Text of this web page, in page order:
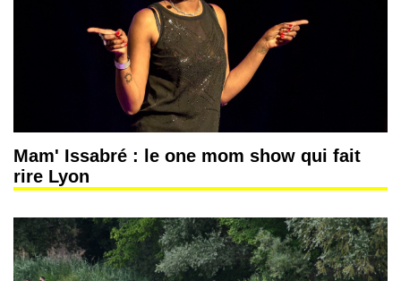
Mam' Issabré : le one mom show qui fait
rire Lyon